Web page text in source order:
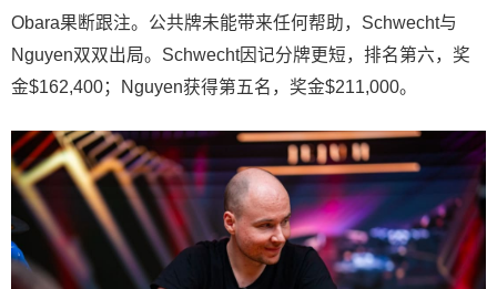
Obara果断跟注。公共牌未能带来任何帮助，Schwecht与
Nguyen双双出局。Schwecht因记分牌更短，排名第六，奖
金$162,400；Nguyen获得第五名，奖金$211,000。